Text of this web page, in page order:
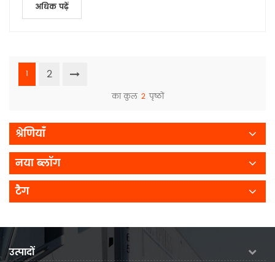
अधिक पढ़ें
1 2
का कुल 2 पृष्ठों
श्रेणियाँ
नया ब्लॉग
टैग
उत्पादों